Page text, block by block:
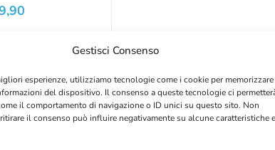
Gestisci Consenso
esperienze, utilizziamo tecnologie come i cookie per memorizzare
del dispositivo. Il consenso a queste tecnologie ci
il comportamento di navigazione o ID unici su questo sito. Non
il consenso può influire negativamente su alcune caratteristiche e